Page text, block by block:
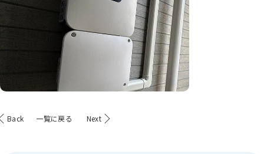
Back 一覧に戻る Next